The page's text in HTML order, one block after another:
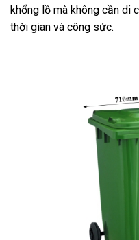
khổng lồ mà không cần di
thời gian và công sức.